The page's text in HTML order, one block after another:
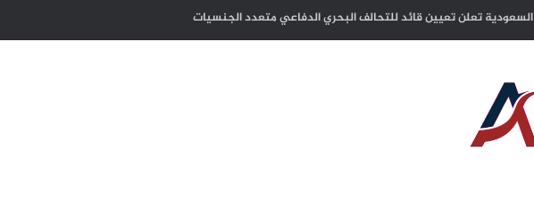
بلدية الكويت: التزام أصحاب الأعمال بترخيص أنشطتهم التجارية ضمان للاستدامة وحماية للاستثمارات